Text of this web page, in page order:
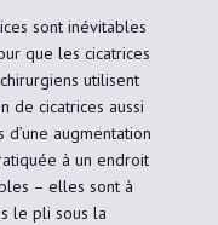
sont inévitables
que les cicatrices
utilisent
de cicatrices aussi
augmentation
à un endroit
– elles sont à
le pli sous la